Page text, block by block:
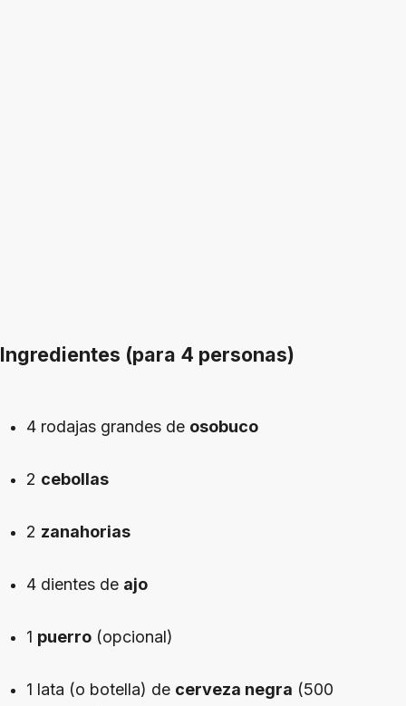
Ingredientes (para 4 personas)
4 rodajas grandes de osobuco
2 cebollas
2 zanahorias
4 dientes de ajo
1 puerro(opcional)
1 lata (o botella) de cerveza negra (500